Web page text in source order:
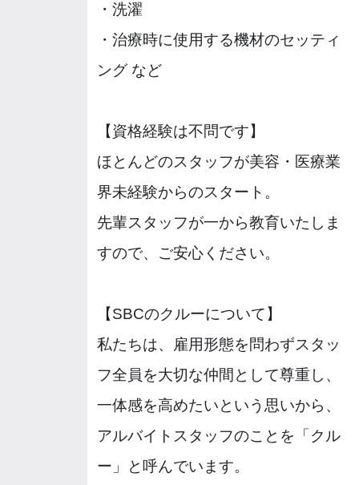
・洗濯
・治療時に使用する機材のセッティ
ング など
【資格経験は不問です】
ほとんどのスタッフが美容・医療業
界未経験からのスタート。
先輩スタッフが一から教育いたしま
すので、ご安心ください。
【SBCのクルーについて】
私たちは、雇用形態を問わずスタッ
フ全員を大切な仲間として尊重し、
一体感を高めたいという思いから、
アルバイトスタッフのことを「クル
ー」と呼んでいます。